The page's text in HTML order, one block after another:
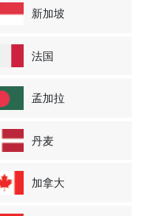
新加坡
法国
孟加拉
丹麦
加拿大